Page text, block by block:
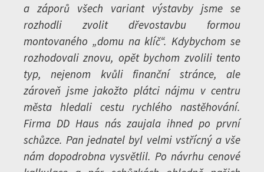
a záporů všech variant výstavby jsme se
rozhodli zvolit dřevostavbu formou
montovaného „domu na klíč“. Kdybychom se
rozhodovali znovu, opět bychom zvolili tento
typ, nejenom kvůli finanční stránce, ale
zároveň jsme jakožto plátci nájmu v centru
města hledali cestu rychlého nastěhování.
Firma DD Haus nás zaujala ihned po první
schůzce. Pan jednatel byl velmi vstřícný a vše
nám dopodrobna vysvětlil. Po návrhu cenové